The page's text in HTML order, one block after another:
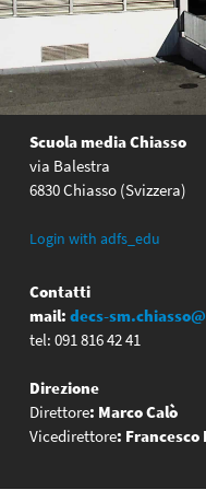
Scuola media Chiasso
via Balestra
6830 Chiasso (Svizzera)
Login with adfs_edu
Contatti
mail: decs-
tel: 091 816 42 41
Direzione
Direttore: Marco Calò
Vicedirettore: Francesco